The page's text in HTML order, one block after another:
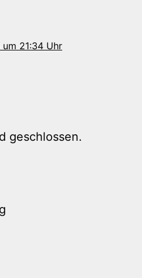
21:34 Uhr
geschlossen.